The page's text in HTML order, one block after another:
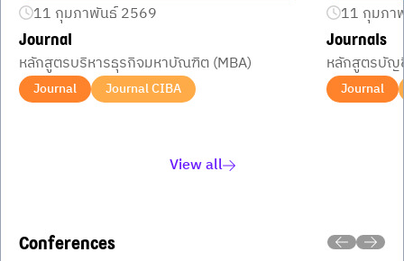
11 กุมภาพันธ์ 2569
Journal
หลักสูตรบริหารธุรกิจมหาบัณฑิต (MBA)
Journal Journal CIBA
11 กุมภา
Journals
หลักสูตรบัญ
Journal
View all
Conferences